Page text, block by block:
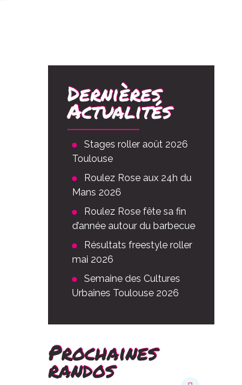
Dernières
Actualités
Stages roller août 2026
Toulouse
Roulez Rose aux 24h du
Mans 2026
Roulez Rose fête sa fin
d’année autour du barbecue
Résultats freestyle roller
mai 2026
Semaine des Cultures
Urbaines Toulouse 2026
Prochaines
randos